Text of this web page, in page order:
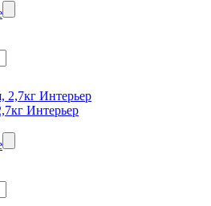
Интерьер